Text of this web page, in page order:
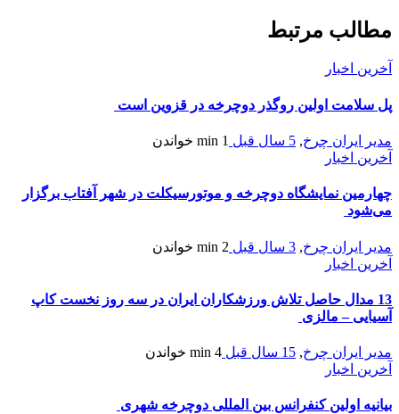
مطالب مرتبط
آخرین اخبار
پل سلامت اولین روگذر دوچرخه در قزوین است
مدیر ایران چرخ, 5 سال قبل 1 min
خواندن
آخرین اخبار
چهارمین نمایشگاه دوچرخه و موتورسیکلت در شهر آفتاب برگزار
می‌شود
مدیر ایران چرخ, 3 سال قبل 2 min
خواندن
آخرین اخبار
13 مدال حاصل تلاش ورزشكاران ايران در سه روز نخست کاپ
آسیایی – مالزی
مدیر ایران چرخ, 15 سال قبل 4 min
خواندن
آخرین اخبار
بيانيه اولین کنفرانس بین المللی دوچرخه شهری